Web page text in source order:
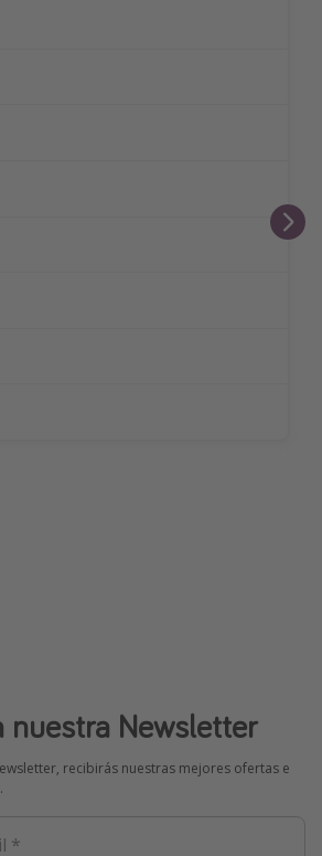
nuestra Newsletter
recibirás nuestras mejores ofertas e